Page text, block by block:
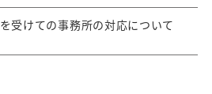
受けての事務所の対応について